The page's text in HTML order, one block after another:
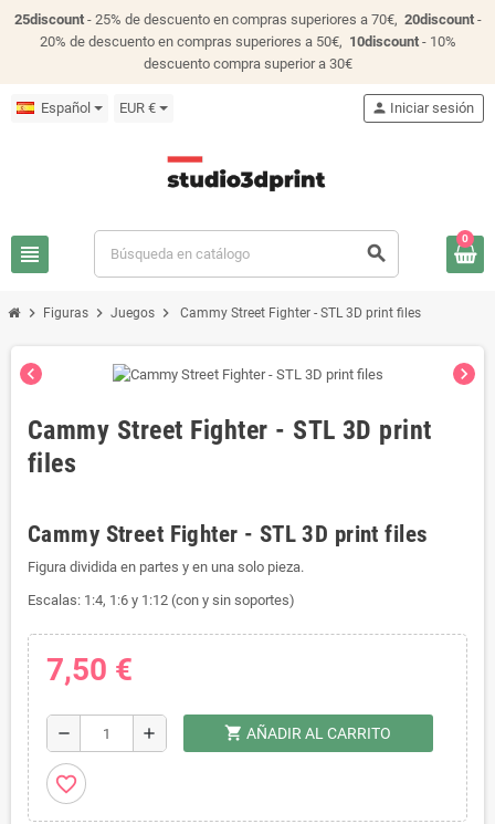
25discount- 25% de descuento en compras superiores a 70€, 20discount-
20% de descuento en compras superiores a 50€, 10discount- 10%
descuento compra superior a 30€
Español EUR €
view_headline search
person Iniciar sesión
0
chevron_right Figuras chevron_right Juegos chevron_right Cammy Street Fighter - STL 3D print files
chevron_left chevron_right
Cammy Street Fighter - STL 3D print
files
Cammy Street Fighter - STL 3D print files
Figura dividida en partes y en una solo pieza.
Escalas: 1:4, 1:6 y 1:12 (con y sin soportes)
7,50 €
remove add shopping_cart AÑADIR AL CARRITO
favorite_border